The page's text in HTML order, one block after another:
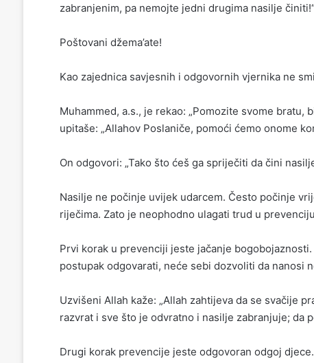
zabranjenim, pa nemojte jedni drugima nasilje
Poštovani džema’ate!
Kao zajednica savjesnih i odgovornih vjernika ne
Muhammed, a.s., je rekao: „Pomozite svome
upitaše: „Allahov Poslaniče, pomoći ćemo onome
On odgovori: „Tako što ćeš ga spriječiti da čini
Nasilje ne počinje uvijek udarcem. Često počinje
riječima. Zato je neophodno ulagati trud u
Prvi korak u prevenciji jeste jačanje
postupak odgovarati, neće sebi dozvoliti da nanosi
Uzvišeni Allah kaže: „Allah zahtijeva da se svačije
razvrat i sve što je odvratno i nasilje zabranjuje; da
Drugi korak prevencije jeste odgovoran odgoj djece.